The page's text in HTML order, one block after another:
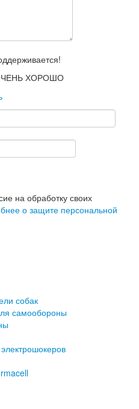
ХОРОШО
на обработку своих
о защите персональной
собак
самообороны